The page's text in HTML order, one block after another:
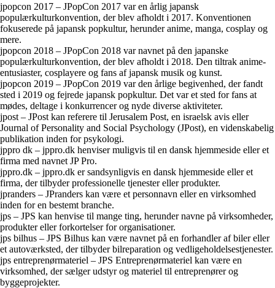
jpopcon 2017 – JPopCon 2017 var en årlig japansk
populærkulturkonvention, der blev afholdt i 2017. Konventionen
fokuserede på japansk popkultur, herunder anime, manga, cosplay og
mere.
jpopcon 2018 – JPopCon 2018 var navnet på den japanske
populærkulturkonvention, der blev afholdt i 2018. Den tiltrak anime-
entusiaster, cosplayere og fans af japansk musik og kunst.
jpopcon 2019 – JPopCon 2019 var den årlige begivenhed, der fandt
sted i 2019 og fejrede japansk popkultur. Det var et sted for fans at
mødes, deltage i konkurrencer og nyde diverse aktiviteter.
jpost – JPost kan referere til Jerusalem Post, en israelsk avis eller
Journal of Personality and Social Psychology (JPost), en videnskabelig
publikation inden for psykologi.
jppro dk – jppro.dk henviser muligvis til en dansk hjemmeside eller et
firma med navnet JP Pro.
jppro.dk – jppro.dk er sandsynligvis en dansk hjemmeside eller et
firma, der tilbyder professionelle tjenester eller produkter.
jpranders – JPranders kan være et personnavn eller en virksomhed
inden for en bestemt branche.
jps – JPS kan henvise til mange ting, herunder navne på virksomheder,
produkter eller forkortelser for organisationer.
jps bilhus – JPS Bilhus kan være navnet på en forhandler af biler eller
et autoværksted, der tilbyder bilreparation og vedligeholdelsestjenester.
jps entreprenørmateriel – JPS Entreprenørmateriel kan være en
virksomhed, der sælger udstyr og materiel til entreprenører og
byggeprojekter.